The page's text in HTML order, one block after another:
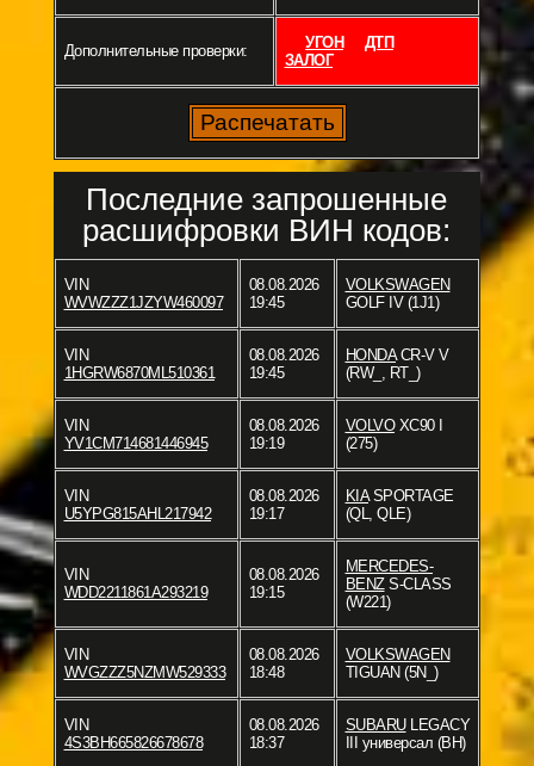
Дополнительные проверки: УГОН
ДТП
ЗАЛОГ
Последние запрошенные
расшифровки ВИН кодов:
VIN
WVWZZZ1JZYW460097
08.08.2026
19:45
VOLKSWAGEN
GOLF IV (1J1)
VIN
1HGRW6870ML510361
08.08.2026
19:45
HONDACR-V V
(RW_, RT_)
VIN
YV1CM714681446945
08.08.2026
19:19
VOLVOXC90 I
(275)
VIN
U5YPG815AHL217942
08.08.2026
19:17
KIASPORTAGE
(QL, QLE)
VIN
WDD2211861A293219
08.08.2026
19:15
MERCEDES-
BENZS-CLASS
(W221)
VIN
WVGZZZ5NZMW529333
08.08.2026
18:48
VOLKSWAGEN
TIGUAN (5N_)
VIN
4S3BH665826678678
08.08.2026
18:37
SUBARULEGACY
III универсал (BH)